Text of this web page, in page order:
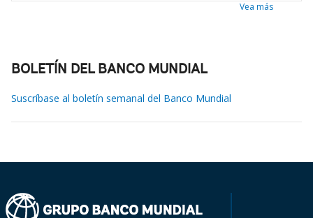
Vea más
BOLETÍN DEL BANCO MUNDIAL
Suscríbase al boletín semanal del Banco Mundial